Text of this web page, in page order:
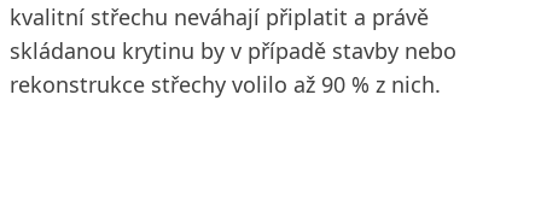
kvalitní střechu neváhají připlatit a právě
skládanou krytinu by v případě stavby nebo
rekonstrukce střechy volilo až 90 % z nich.